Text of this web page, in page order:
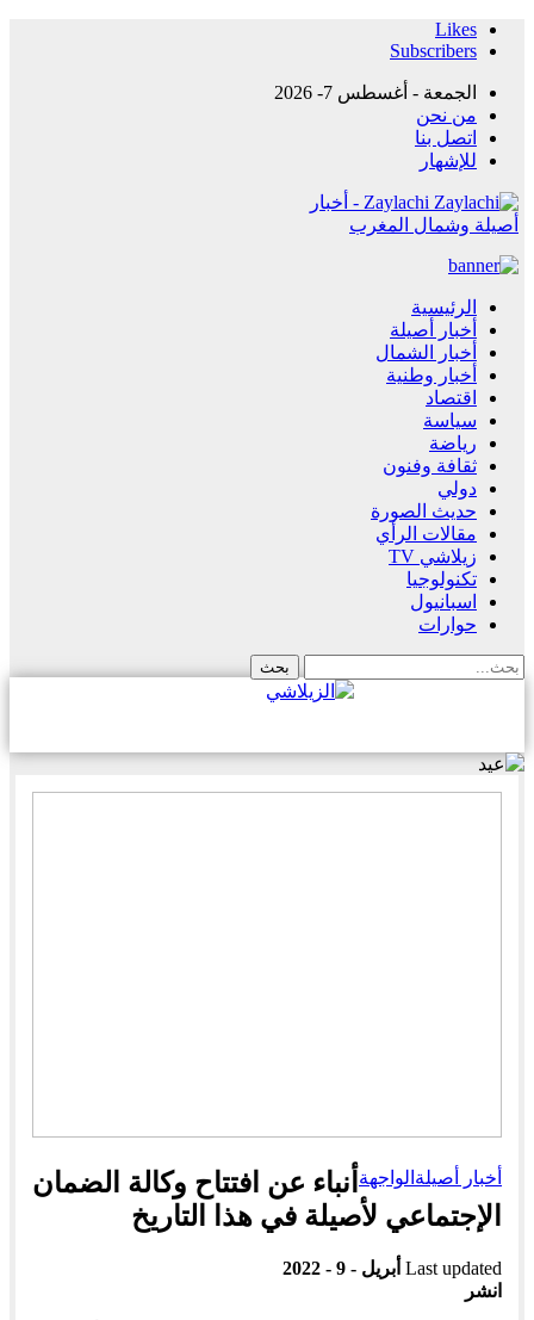
Likes
Subscribers
الجمعة - أغسطس 7- 2026
من نحن
اتصل بنا
للإشهار
Zaylachi - أخبار
أصيلة وشمال المغرب
الرئيسية
أخبار أصيلة
أخبار الشمال
أخبار وطنية
اقتصاد
سياسة
رياضة
ثقافة وفنون
دولي
حديث الصورة
مقالات الرأي
زيلاشي TV
تكنولوجيا
اسبانيول
حوارات
أخبار أصيلة الواجهة أنباء عن افتتاح وكالة الضمان
الإجتماعي لأصيلة في هذا التاريخ
Last updated أبريل - 9 - 2022
انشر